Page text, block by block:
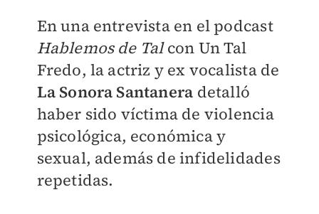
En una entrevista en el podcast
Hablemos de Talcon Un Tal
Fredo, la actriz y ex vocalista de
La Sonora Santanera detalló
haber sido víctima de violencia
psicológica, económica y
sexual, además de infidelidades
repetidas.